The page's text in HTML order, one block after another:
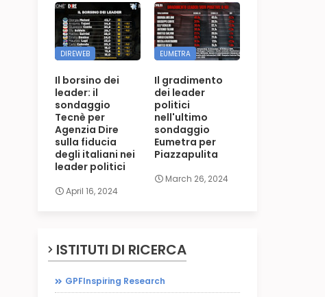
DIREWEB
Il borsino dei
leader: il
sondaggio
Tecnè per
Agenzia Dire
sulla fiducia
degli italiani nei
leader politici
April 16, 2024
EUMETRA
Il gradimento
dei leader
politici
nell'ultimo
sondaggio
Eumetra per
Piazzapulita
March 26, 2024
ISTITUTI DI RICERCA
GPFInspiring Research